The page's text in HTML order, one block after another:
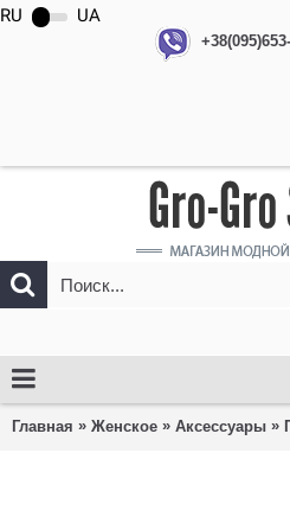
RU UA
Главная » Женское » Аксессуары »